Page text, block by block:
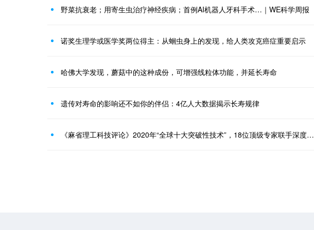
野菜抗衰老；用寄生虫治疗神经疾病；首例AI机器人牙科手术…｜WE科学周报
诺奖生理学或医学奖两位得主：从蛔虫身上的发现，给人类攻克癌症重要启示
哈佛大学发现，蘑菇中的这种成份，可增强线粒体功能，并延长寿命
遗传对寿命的影响还不如你的伴侣：4亿人大数据揭示长寿规律
《麻省理工科技评论》2020年“全球十大突破性技术”，18位顶级专家联手深度解读